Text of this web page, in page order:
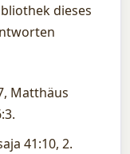
dieses
Matthäus
41:10, 2.